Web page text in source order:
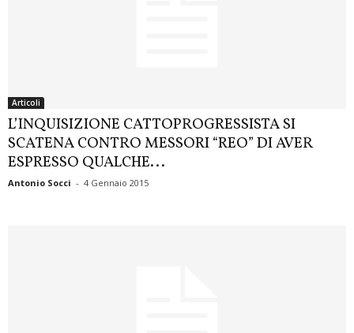
Articoli
L’INQUISIZIONE CATTOPROGRESSISTA SI
SCATENA CONTRO MESSORI “REO” DI AVER
ESPRESSO QUALCHE...
Antonio Socci - 4 Gennaio 2015